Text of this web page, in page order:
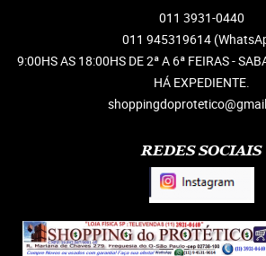
011 3931-0440
011 945319614
9:00HS AS 18:00HS DE 2ª A 6ª FEIRAS -
HÁ EXPEDIENTE.
REDES SOCIAIS